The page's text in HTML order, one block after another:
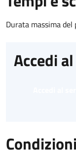
Durata massima
Accedi